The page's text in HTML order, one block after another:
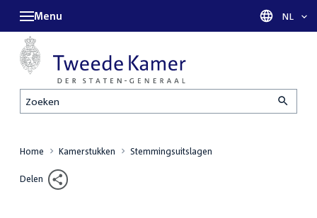
Zoeken
Menu Taal
NL
Home Kamerstukken Stemmingsuitslagen
Delen